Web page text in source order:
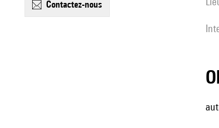
contactez-nous